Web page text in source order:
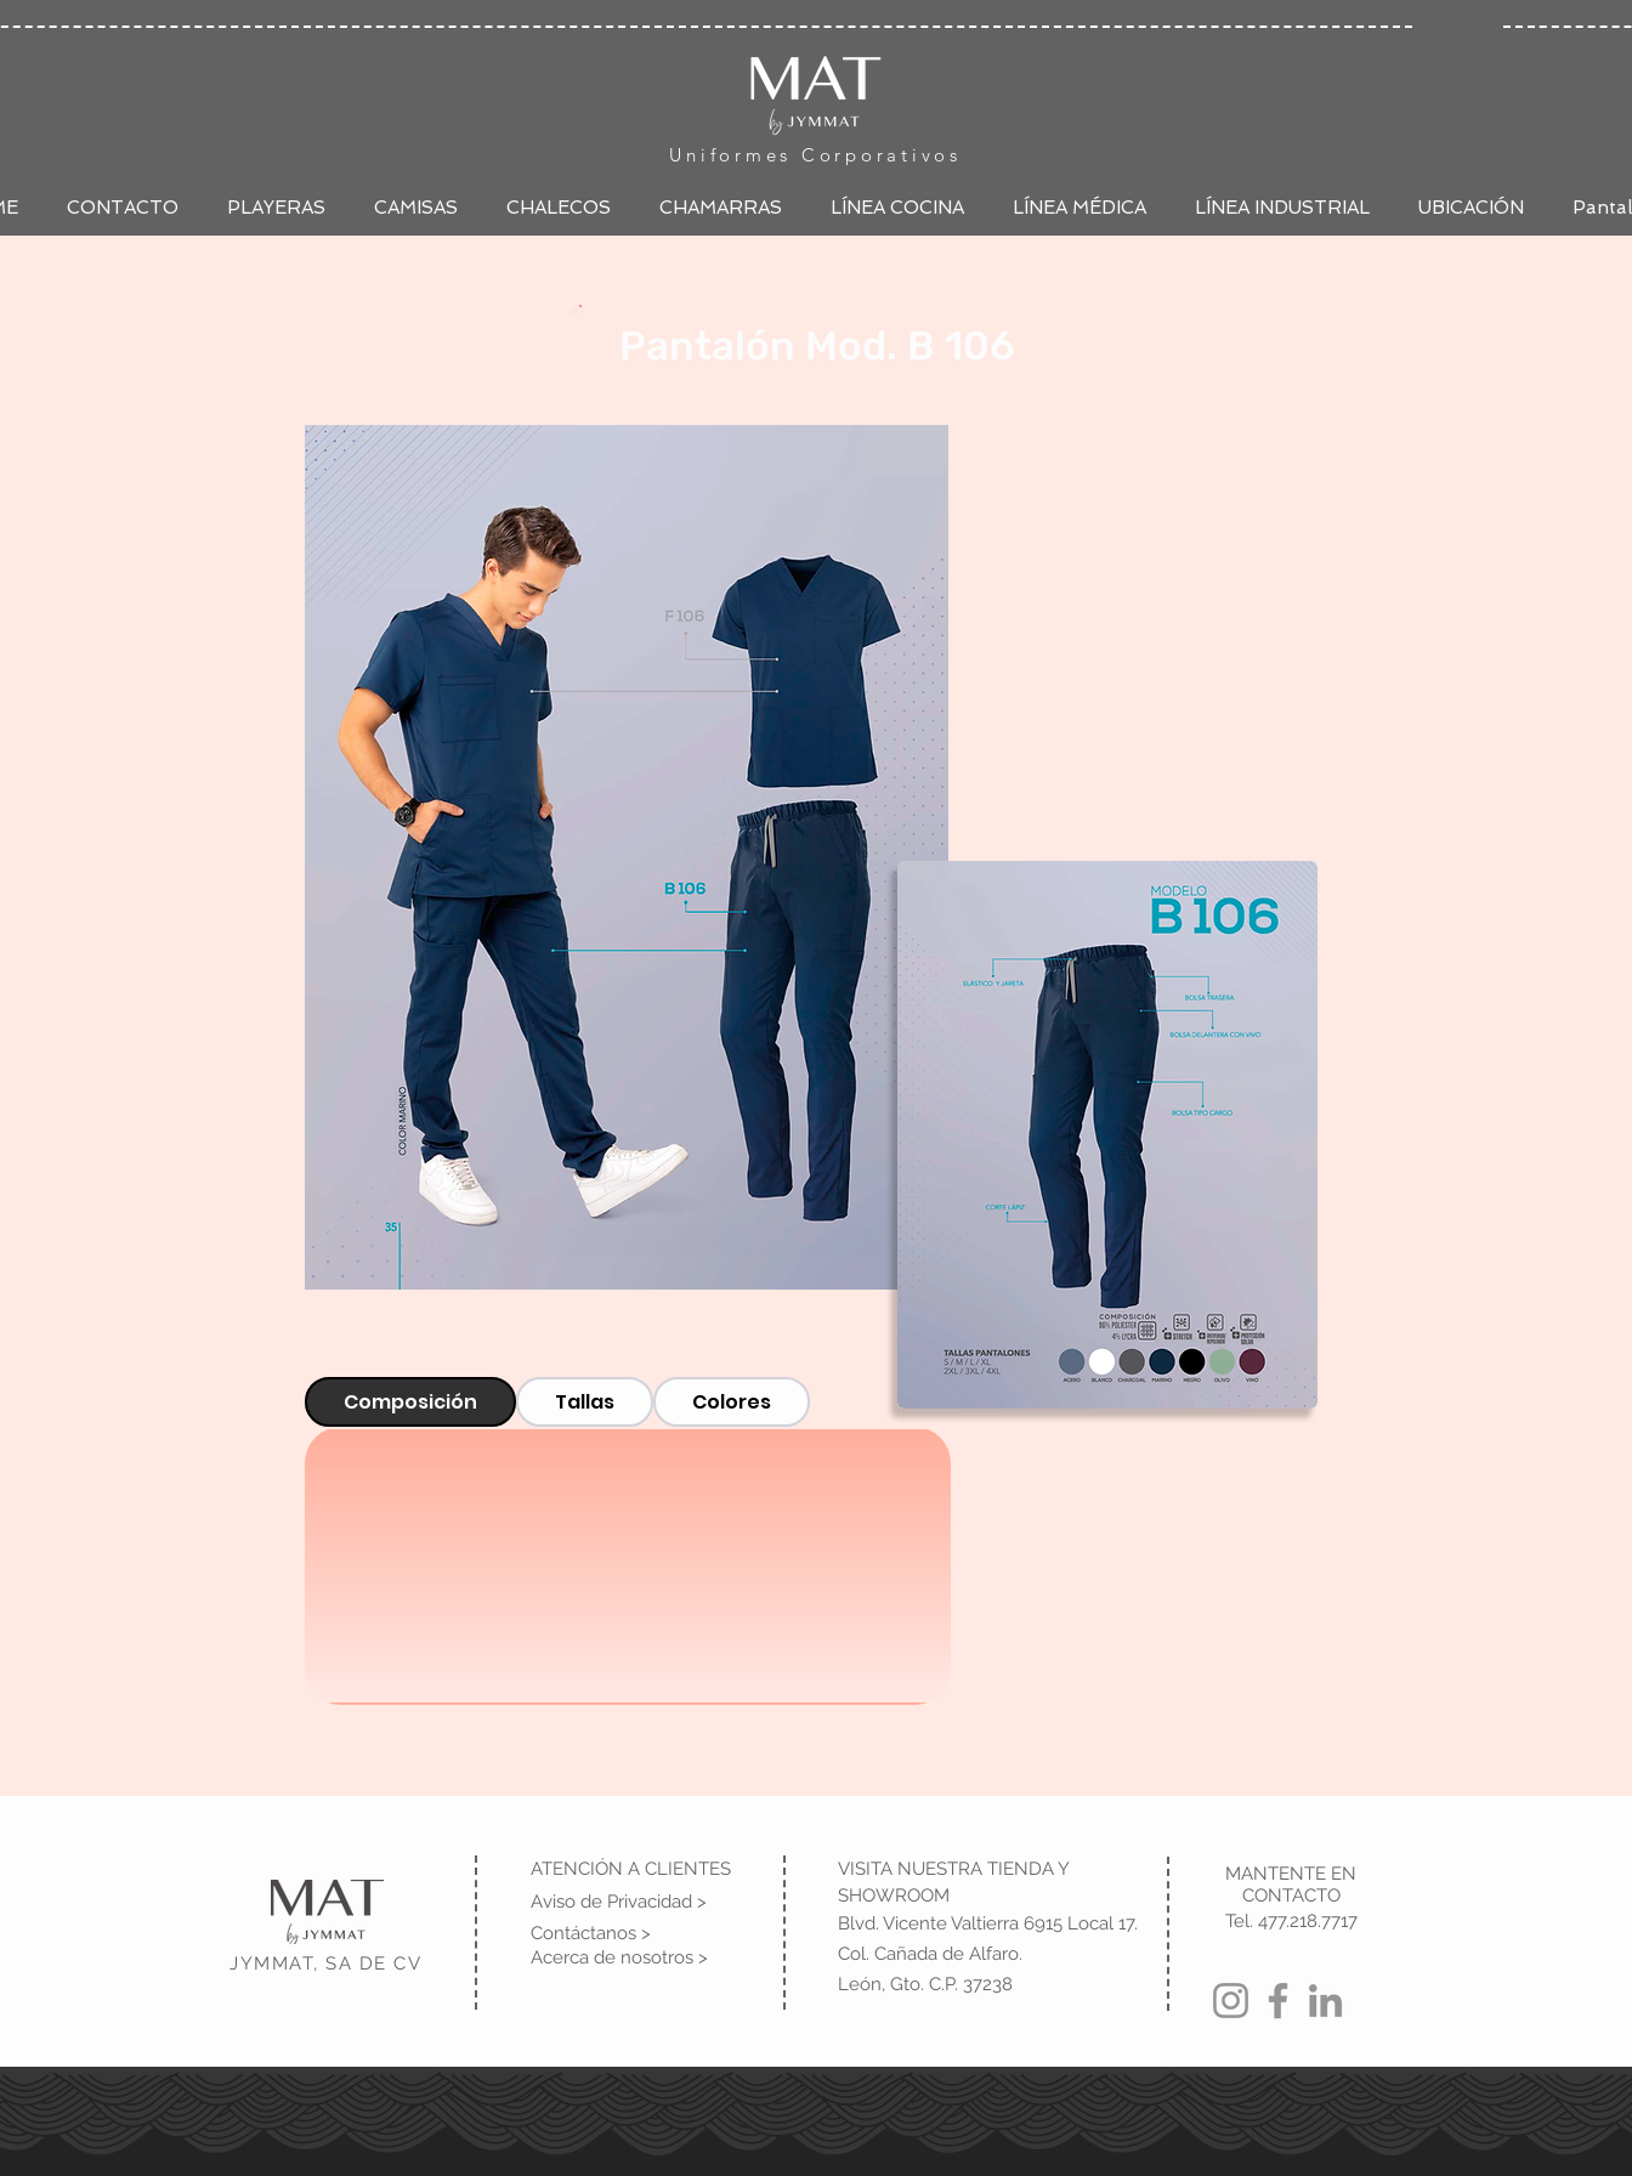
Uniformes Corporativos
CONTACTO PLAYERAS CAMISAS CHALECOS CHAMARRAS LÍNEA COCINA LÍNEA MÉDICA LÍNEA INDUSTRIAL UBICACIÓN
Pantalón Mod. B 106
Composición Tallas Colores
JYMMAT, SA DE CV
ATENCIÓN A CLIENTES
Aviso de Privacidad >
Acerca de nosotros >
Contáctanos >
VISITA NUESTRA TIENDA Y
SHOWROOM
Blvd. Vicente Valtierra 6915 Local 17.
Col. Cañada de Alfaro.
León, Gto. C.P. 37238
MANTENTE EN
CONTACTO
Tel. 477.218.7717